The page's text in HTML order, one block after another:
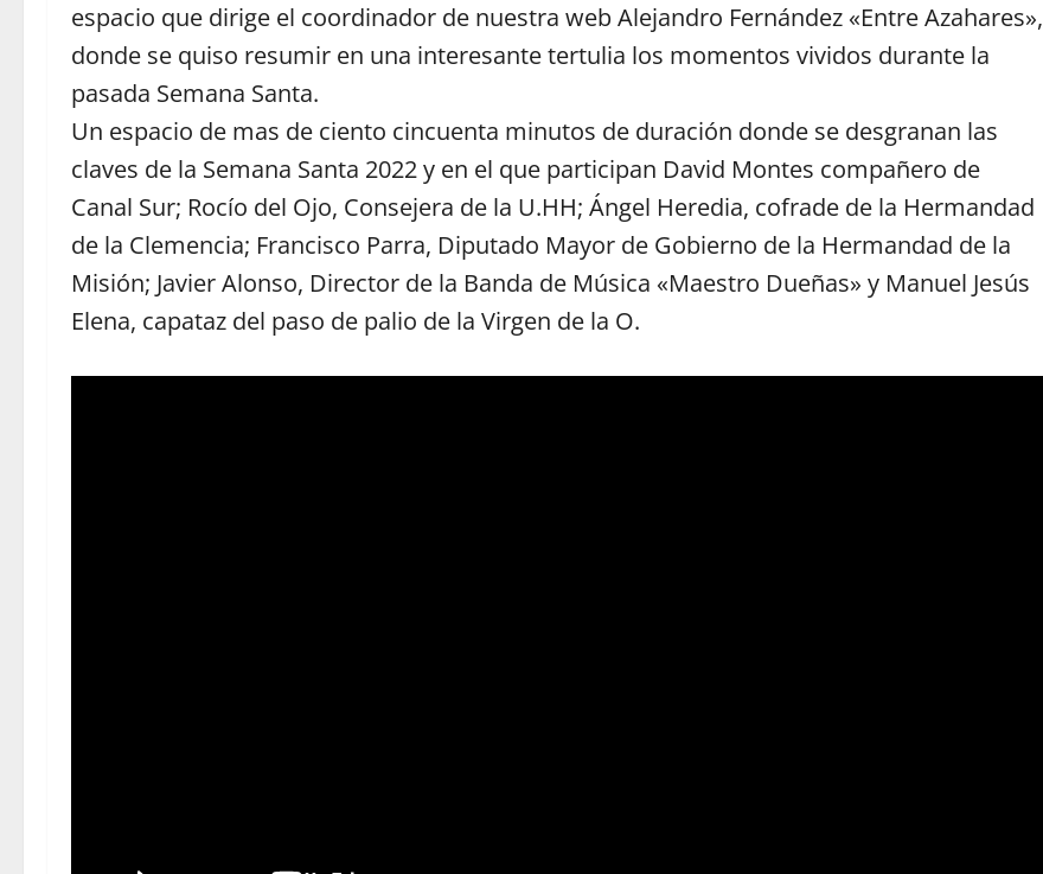
espacio que dirige el coordinador de nuestra web Alejandro Fernández «Entre Azahares»,
donde se quiso resumir en una interesante tertulia los momentos vividos durante la
pasada Semana Santa.
Un espacio de mas de ciento cincuenta minutos de duración donde se desgranan las
claves de la Semana Santa 2022 y en el que participan David Montes compañero de
Canal Sur; Rocío del Ojo, Consejera de la U.HH; Ángel Heredia, cofrade de la Hermandad
de la Clemencia; Francisco Parra, Diputado Mayor de Gobierno de la Hermandad de la
Misión; Javier Alonso, Director de la Banda de Música «Maestro Dueñas» y Manuel Jesús
Elena, capataz del paso de palio de la Virgen de la O.